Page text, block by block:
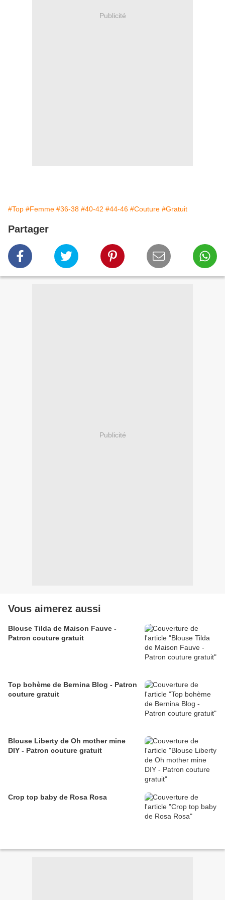
Publicité
#Top #Femme #36-38 #40-42 #44-46 #Couture #Gratuit
Partager
Publicité
Vous aimerez aussi
Blouse Tilda de Maison Fauve -
Patron couture gratuit
Top bohème de Bernina Blog - Patron
couture gratuit
Blouse Liberty de Oh mother mine
DIY - Patron couture gratuit
Crop top baby de Rosa Rosa